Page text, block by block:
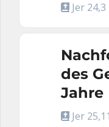
Jer 24,3
des
Jahre
Jer